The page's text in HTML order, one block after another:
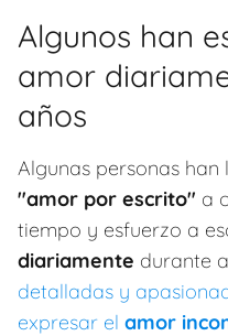
Algunos han
amor
años
Algunas personas
"amor por escrito" a
tiempo y esfuerzo a
diariamente durante
detalladas y
expresar el amor